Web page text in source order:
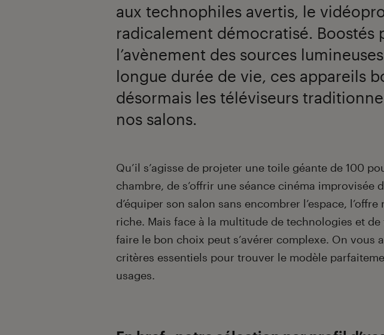
aux technophiles avertis, le
radicalement démocratisé. Boostés
l’avènement des sources
longue durée de vie, ces appareils
désormais les téléviseurs
nos salons.
Introduction
Qu’il s’agisse de projeter une toile géante de 100
chambre, de s’offrir une séance cinéma improvisée
d’équiper son salon sans encombrer l’espace, l’offre
riche. Mais face à la multitude de technologies et
faire le bon choix peut s’avérer complexe. On vous
critères essentiels pour trouver le modèle
usages.